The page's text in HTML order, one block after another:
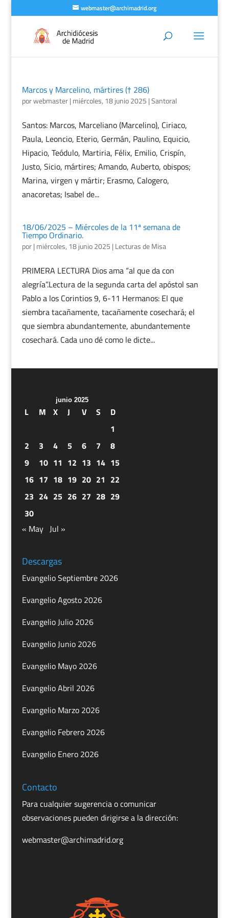
webmaster@archimadrid.org
Marcos y Marcelino, mártires († 286)
porwebmaster| miércoles, 18 junio 2025 |Santoral
Santos: Marcos, Marceliano (Marcelino), Ciriaco,
Paula, Leoncio, Eterio, Germán, Paulino, Equicio,
Hipacio, Teódulo, Martiria, Félix, Emilio, Crispín,
Justo, Sicio, mártires; Amando, Auberto, obispos;
Marina, virgen y mártir; Erasmo, Calogero,
anacoretas; Isabel de...
18/06/2025 – Miércoles de la 11ª semana de
Tiempo Ordinario.
por| miércoles, 18 junio 2025 | Lecturas de Misa
PRIMERA LECTURA Dios ama “al que da con
alegría”.Lectura de la segunda carta del apóstol san
Pablo a los Corintios 9, 6-11 Hermanos: El que
siembra tacañamente, tacañamente cosechará; el
que siembra abundantemente, abundantemente
cosechará. Cada uno dé como le dicte...
junio 2025
L M X J V S
D
1
2
3 4 5 6 7
8
9
10 11 12 13 14 15
16 17 18 19 20 21 22
23 24 25 26 27 28 29
30
« May Jul »
Descargas
Evangelio Septiembre 2026
Evangelio Agosto 2026
Evangelio Julio 2026
Evangelio Junio 2026
Evangelio Mayo 2026
Evangelio Abril 2026
Evangelio Marzo 2026
Evangelio Febrero 2026
Evangelio Enero 2026
Contacto
Para cualquier sugerencia o comunicar
observaciones pueden dirigirse a la dirección:
webmaster@archimadrid.org